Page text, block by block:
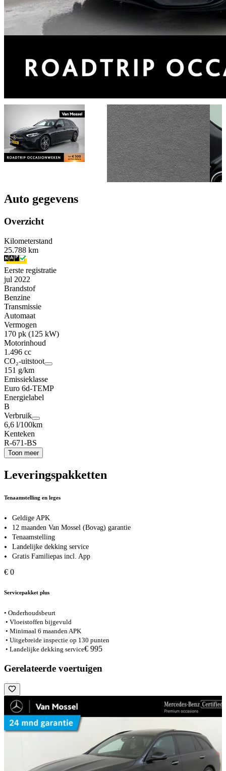
Auto gegevens
Overzicht
Kilometerstand
25.788 km
Eerste registratie
jul 2022
Brandstof
Benzine
Transmissie
Automaat
Vermogen
170 pk (125 kW)
Motorinhoud
1.496 cc
CO₂-uitstoot
151 g/km
Emissieklasse
Euro 6d-TEMP
Energielabel
B
Verbruik
6,6 l/100km
Kenteken
R-671-BS
Toon meer
Leveringspakketten
Tenaamstelling en leges
Geldige APK
12 maanden Van Mossel (Bovag) garantie
Tenaamstelling
Landelijke dekking service
Gratis Familiepas incl. App
€ 0
Servicepakket plus
• Onderhoudsbeurt
• Vloeistoffen bijgevuld
• Minimaal 6 maanden APK
• Uitgebreide inspectie op 130 punten
• Landelijke dekking service€ 995
Gerelateerde voertuigen